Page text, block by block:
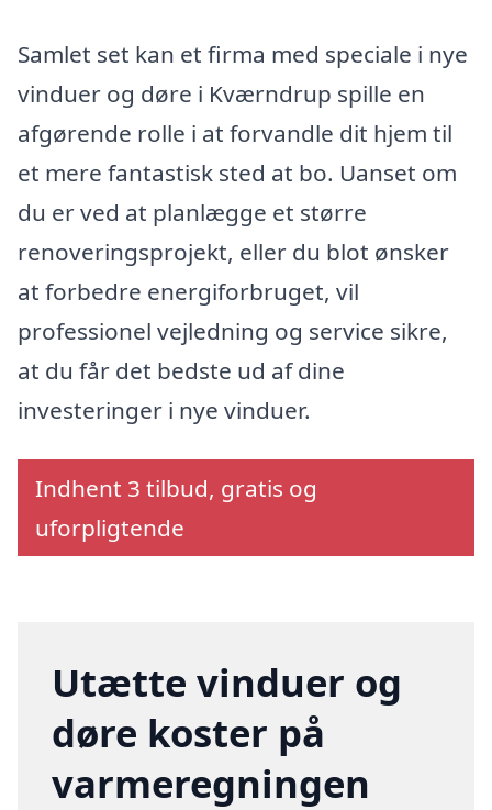
Samlet set kan et firma med speciale i nye
vinduer og døre i Kværndrup spille en
afgørende rolle i at forvandle dit hjem til
et mere fantastisk sted at bo. Uanset om
du er ved at planlægge et større
renoveringsprojekt, eller du blot ønsker
at forbedre energiforbruget, vil
professionel vejledning og service sikre,
at du får det bedste ud af dine
investeringer i nye vinduer.
Indhent 3 tilbud, gratis og
uforpligtende
Utætte vinduer og
døre koster på
varmeregningen